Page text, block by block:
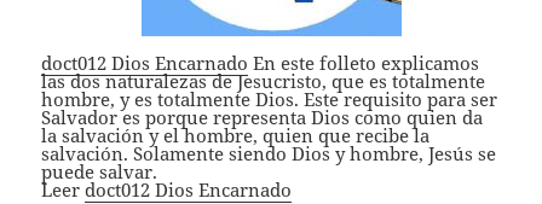
doct012 Dios Encarnado En este folleto explicamos
las dos naturalezas de Jesucristo, que es totalmente
hombre, y es totalmente Dios. Este requisito para ser
Salvador es porque representa Dios como quien da
la salvación y el hombre, quien que recibe la
salvación. Solamente siendo Dios y hombre, Jesús se
puede salvar.
Leerdoct012 Dios Encarnado